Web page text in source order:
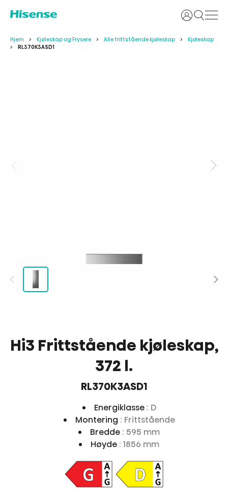
Logg inn
Hjem Kjøleskap og Frysere Alle frittstående kjøleskap
Kjøleskap
RL370K3ASD1
Hi3 Frittstående kjøleskap,
372 l.
RL370K3ASD1
Energiklasse : D
Montering : Frittstående
Bredde : 595 mm
Høyde : 1856 mm